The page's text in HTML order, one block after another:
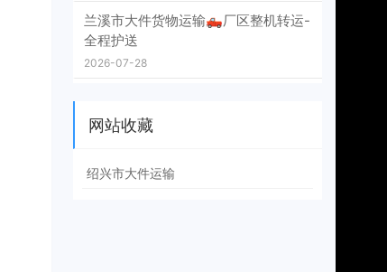
兰溪市大件货物运输🛻厂区整机转运-
全程护送
2026-07-28
网站收藏
绍兴市大件运输